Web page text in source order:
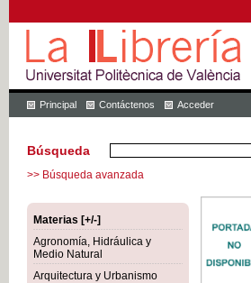
Principal Contáctenos Acceder
Búsqueda
>> Búsqueda avanzada
Materias [+/-]
Agronomía, Hidráulica y
Medio Natural
Arquitectura y Urbanismo